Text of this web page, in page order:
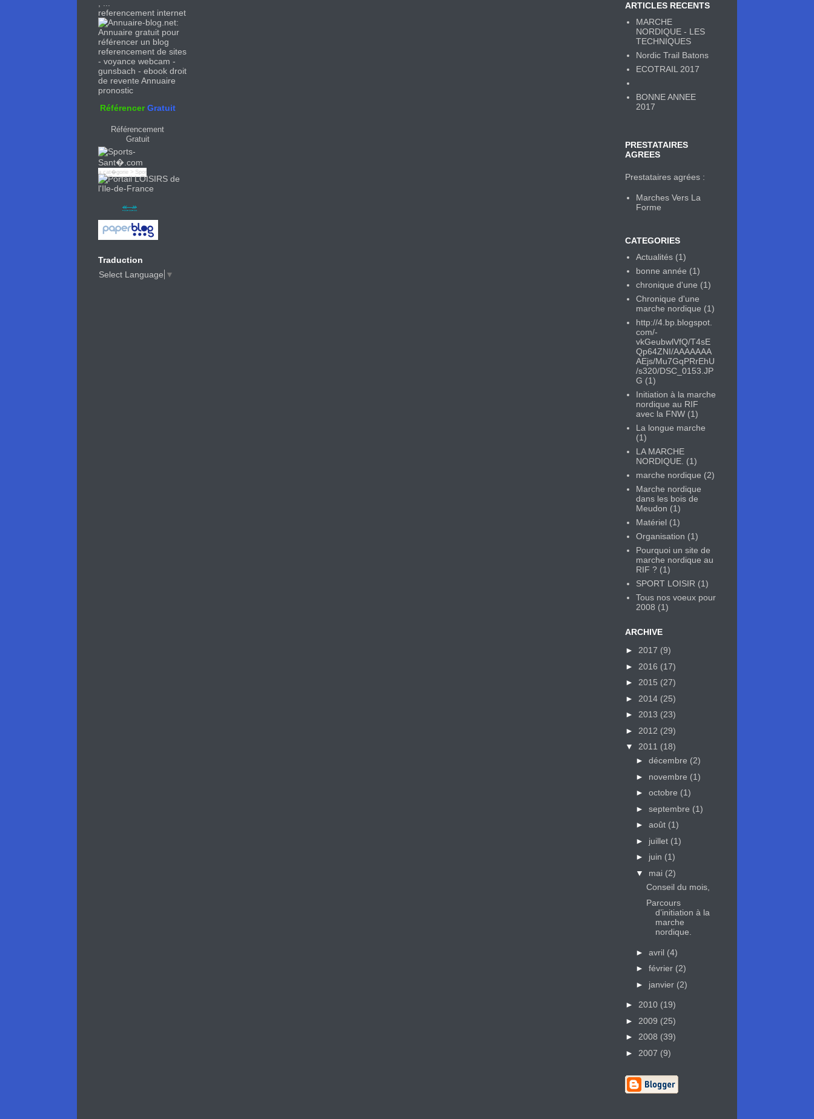
referencement internet
referencement de sites
- voyance webcam -
gunsbach - ebook droit
de revente Annuaire
pronostic
Référencer Gratuit
Référencement
Gratuit
dans la cat�gorie > Sports d'hiver
Traduction
Select Language ▼
ARTICLES RECENTS
MARCHE
NORDIQUE - LES
TECHNIQUES
Nordic Trail Batons
ECOTRAIL 2017
BONNE ANNEE
2017
PRESTATAIRES
AGREES
Prestataires agrées :
Marches Vers La
Forme
CATEGORIES
Actualités (1)
bonne année (1)
chronique d'une (1)
Chronique d'une
marche nordique (1)
http://4.bp.blogspot.
com/-
vkGeubwlVfQ/T4sE
Qp64ZNI/AAAAAAA
AEjs/Mu7GqPRrEhU
/s320/DSC_0153.JP
G (1)
Initiation à la marche
nordique au RIF
avec la FNW (1)
La longue marche
(1)
LA MARCHE
NORDIQUE. (1)
marche nordique (2)
Marche nordique
dans les bois de
Meudon (1)
Matériel (1)
Organisation (1)
Pourquoi un site de
marche nordique au
RIF ? (1)
SPORT LOISIR (1)
Tous nos voeux pour
2008 (1)
ARCHIVE
► 2017 (9)
► 2016 (17)
► 2015 (27)
► 2014 (25)
► 2013 (23)
► 2012 (29)
▼ 2011 (18)
► décembre (2)
► novembre (1)
► octobre (1)
► septembre (1)
► août (1)
► juillet (1)
► juin (1)
▼ mai (2)
Conseil du mois,
Parcours
d’initiation à la
marche
nordique.
► avril (4)
► février (2)
► janvier (2)
► 2010 (19)
► 2009 (25)
► 2008 (39)
► 2007 (9)